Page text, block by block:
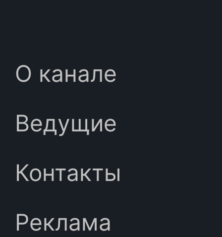
О канале
Ведущие
Контакты
Реклама